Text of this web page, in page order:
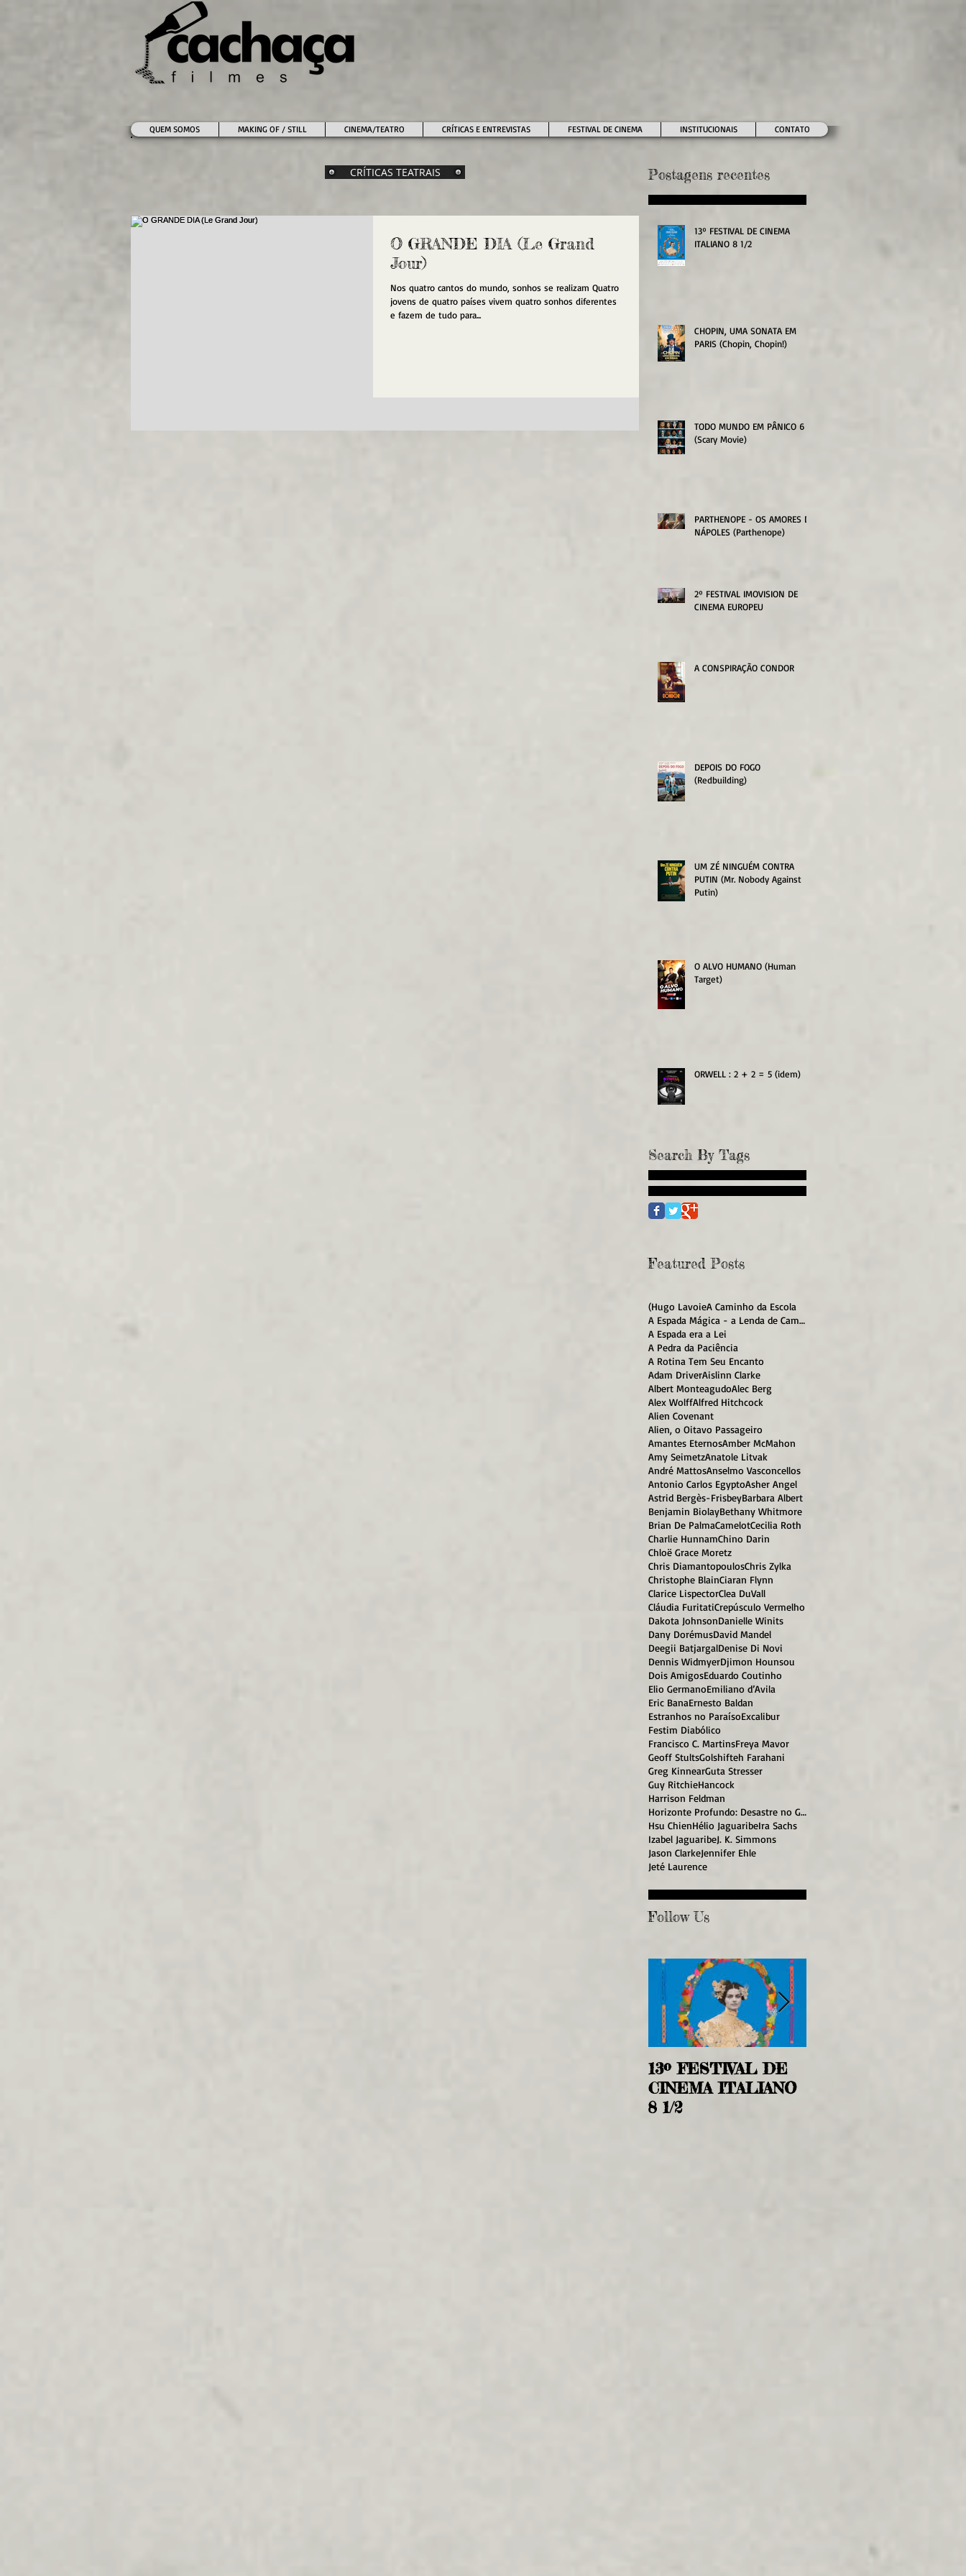
QUEM SOMOS MAKING OF / STILL CINEMA/TEATRO CRÍTICAS E ENTREVISTAS FESTIVAL DE CINEMA INSTITUCIONAIS CONTATO
CRÍTICAS TEATRAIS Postagens recentes
O GRANDE DIA (Le Grand
Jour)
Nos quatro cantos do mundo, sonhos se realizam Quatro
jovens de quatro países vivem quatro sonhos diferentes
e fazem de tudo para...
13º FESTIVAL DE CINEMA
ITALIANO 8 1/2
CHOPIN, UMA SONATA EM
PARIS (Chopin, Chopin!)
TODO MUNDO EM PÂNICO 6
(Scary Movie)
PARTHENOPE - OS AMORES DE
NÁPOLES (Parthenope)
2º FESTIVAL IMOVISION DE
CINEMA EUROPEU
A CONSPIRAÇÃO CONDOR
DEPOIS DO FOGO
(Redbuilding)
UM ZÉ NINGUÉM CONTRA
PUTIN (Mr. Nobody Against
Putin)
O ALVO HUMANO (Human
Target)
ORWELL : 2 + 2 = 5 (idem)
Search By Tags
Featured Posts
(Hugo LavoieA Caminho da Escola
A Espada Mágica - a Lenda de Camelot
A Espada era a Lei
A Pedra da Paciência
A Rotina Tem Seu Encanto
Adam DriverAislinn Clarke
Albert MonteagudoAlec Berg
Alex WolffAlfred Hitchcock
Alien Covenant
Alien, o Oitavo Passageiro
Amantes EternosAmber McMahon
Amy SeimetzAnatole Litvak
André MattosAnselmo Vasconcellos
Antonio Carlos EgyptoAsher Angel
Astrid Bergès-FrisbeyBarbara Albert
Benjamin BiolayBethany Whitmore
Brian De PalmaCamelotCecilia Roth
Charlie HunnamChino Darin
Chloë Grace Moretz
Chris DiamantopoulosChris Zylka
Christophe BlainCiaran Flynn
Clarice LispectorClea DuVall
Cláudia FuritatiCrepúsculo Vermelho
Dakota JohnsonDanielle Winits
Dany DorémusDavid Mandel
Deegii BatjargalDenise Di Novi
Dennis WidmyerDjimon Hounsou
Dois AmigosEduardo Coutinho
Elio GermanoEmiliano d’Avila
Eric BanaErnesto Baldan
Estranhos no ParaísoExcalibur
Festim Diabólico
Francisco C. MartinsFreya Mavor
Geoff StultsGolshifteh Farahani
Greg KinnearGuta Stresser
Guy RitchieHancock
Harrison Feldman
Horizonte Profundo: Desastre no Golfo
Hsu ChienHélio JaguaribeIra Sachs
Izabel JaguaribeJ. K. Simmons
Jason ClarkeJennifer Ehle
Jeté Laurence
Follow Us
13º FESTIVAL DE
CINEMA ITALIANO
8 1/2